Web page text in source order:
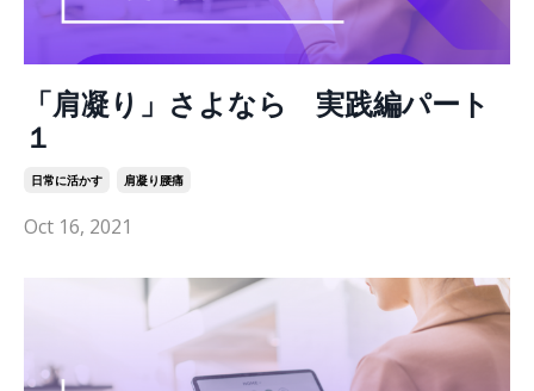
「肩凝り」さよなら 実践編パート
１
日常に活かす 肩凝り腰痛
Oct 16, 2021